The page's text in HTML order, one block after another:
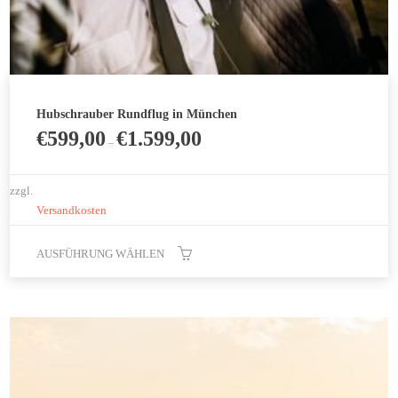
Hubschrauber Rundflug in München
€599,00 –€1.599,00
zzgl.
Versandkosten
AUSFÜHRUNG WÄHLEN